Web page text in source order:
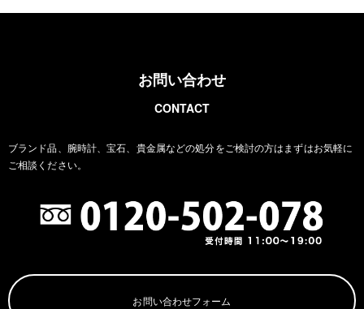
お問い合わせ
CONTACT
ブランド品、腕時計、宝石、貴金属などの処分をご検討の方はまずはお気軽に
ご相談ください。
お問い合わせフォーム